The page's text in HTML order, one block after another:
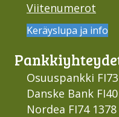
Viitenumerot
Keräyslupa ja info
Osuuspankki
Danske Bank
Nordea FI74